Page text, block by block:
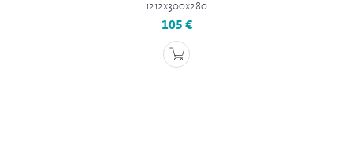
1212x300x280
105 €